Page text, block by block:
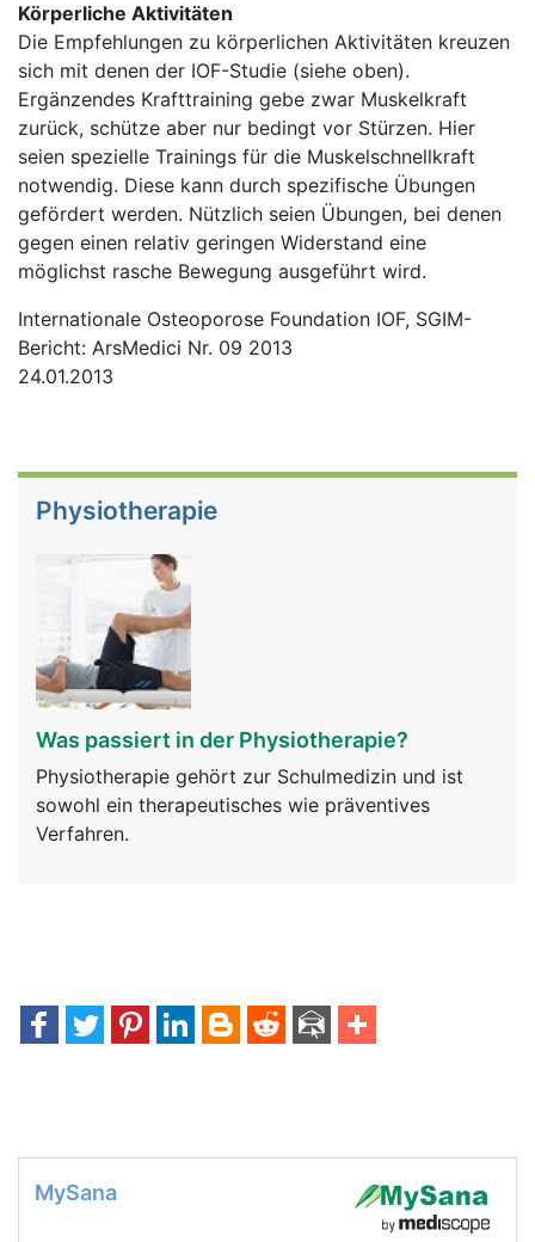
Körperliche Aktivitäten
Die Empfehlungen zu körperlichen Aktivitäten kreuzen
sich mit denen der IOF-Studie (siehe oben).
Ergänzendes Krafttraining gebe zwar Muskelkraft
zurück, schütze aber nur bedingt vor Stürzen. Hier
seien spezielle Trainings für die Muskelschnellkraft
notwendig. Diese kann durch spezifische Übungen
gefördert werden. Nützlich seien Übungen, bei denen
gegen einen relativ geringen Widerstand eine
möglichst rasche Bewegung ausgeführt wird.
Internationale Osteoporose Foundation IOF, SGIM-
Bericht: ArsMedici Nr. 09 2013
24.01.2013
Physiotherapie
Was passiert in der Physiotherapie?
Physiotherapie gehört zur Schulmedizin und ist
sowohl ein therapeutisches wie präventives
Verfahren.
MySana